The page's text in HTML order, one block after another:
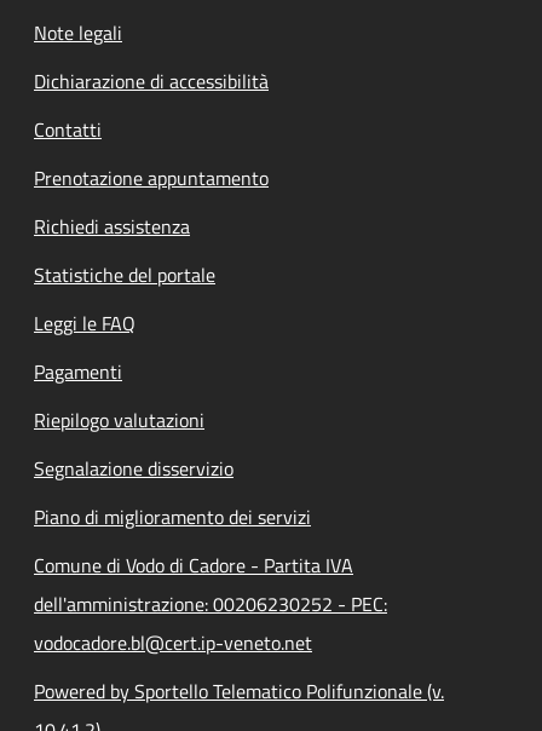
Note legali
Dichiarazione di accessibilità
Contatti
Prenotazione appuntamento
Richiedi assistenza
Statistiche del portale
Leggi le FAQ
Pagamenti
Riepilogo valutazioni
Segnalazione disservizio
Piano di miglioramento dei servizi
Comune di Vodo di Cadore - Partita IVA
dell'amministrazione: 00206230252 - PEC:
vodocadore.bl@cert.ip-veneto.net
Powered by Sportello Telematico Polifunzionale (v.